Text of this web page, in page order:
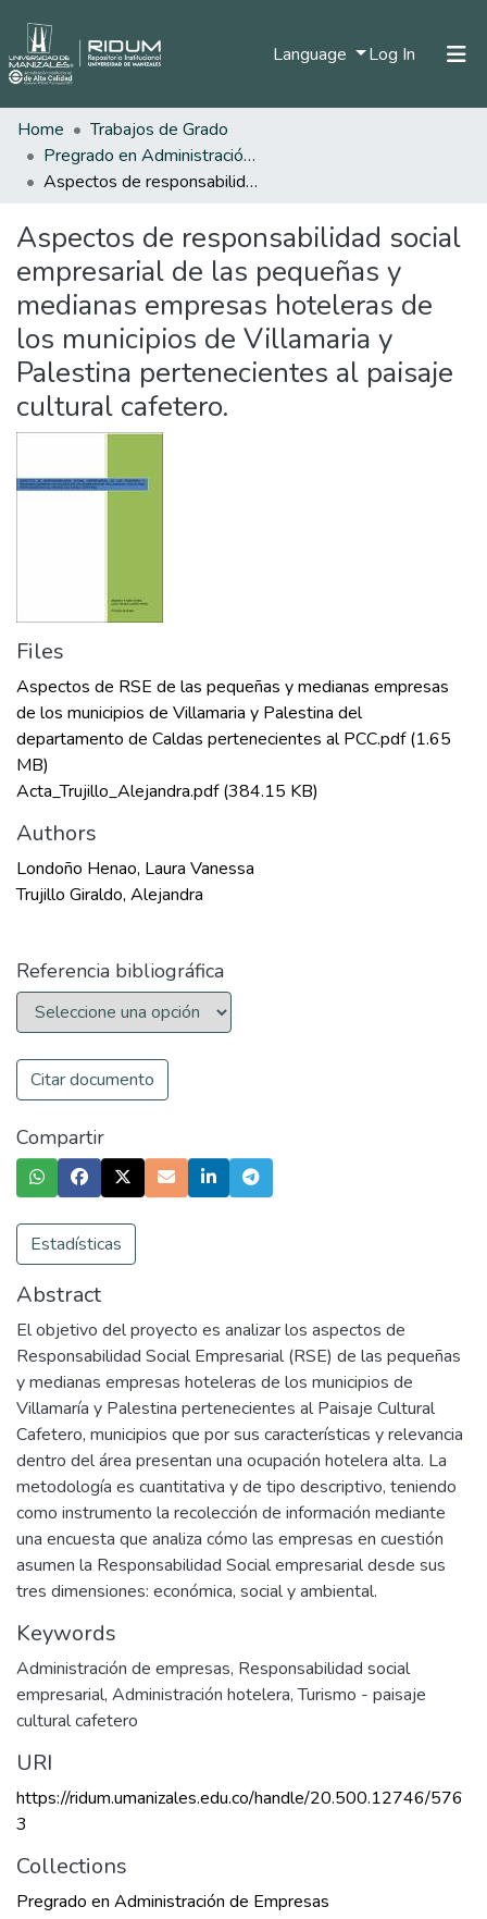
Language Log In (current)
Home
Trabajos de Grado
Pregrado en Administración de Empresas
Aspectos de responsabilidad social empresarial de las pequeñas y medianas empresas hoteleras de los municipios de Villamaria y Palestina pertenecientes al paisaje cultural cafetero.
Aspectos de responsabilidad social
empresarial de las pequeñas y
medianas empresas hoteleras de
los municipios de Villamaria y
Palestina pertenecientes al paisaje
cultural cafetero.
Files
Aspectos de RSE de las pequeñas y medianas empresas
de los municipios de Villamaria y Palestina del
departamento de Caldas pertenecientes al PCC.pdf(1.65
MB)
Acta_Trujillo_Alejandra.pdf(384.15 KB)
Authors
Londoño Henao, Laura Vanessa
Trujillo Giraldo, Alejandra
Referencia bibliográfica
Citar documento
Compartir
Estadísticas
Abstract
El objetivo del proyecto es analizar los aspectos de
Responsabilidad Social Empresarial (RSE) de las pequeñas
y medianas empresas hoteleras de los municipios de
Villamaría y Palestina pertenecientes al Paisaje Cultural
Cafetero, municipios que por sus características y relevancia
dentro del área presentan una ocupación hotelera alta. La
metodología es cuantitativa y de tipo descriptivo, teniendo
como instrumento la recolección de información mediante
una encuesta que analiza cómo las empresas en cuestión
asumen la Responsabilidad Social empresarial desde sus
tres dimensiones: económica, social y ambiental.
Keywords
Administración de empresas, Responsabilidad social
empresarial, Administración hotelera,Turismo - paisaje
cultural cafetero
URI
https://ridum.umanizales.edu.co/handle/20.500.12746/576
3
Collections
Pregrado en Administración de Empresas